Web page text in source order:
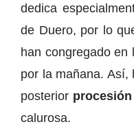
dedica
de Duero, por lo
han congregado en
por la mañana. Así,
posterior procesión
calurosa.